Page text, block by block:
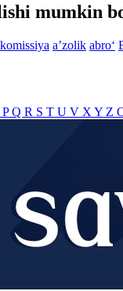
mumkin
aʼzolik abro‘
PQ R S T U V X Y Z